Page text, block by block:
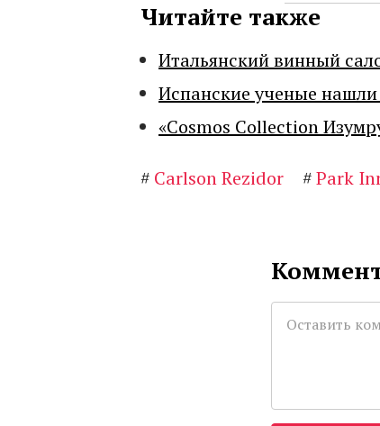
Читайте также
Итальянский винный
Испанские ученые
«Cosmos Collection
# Carlson Rezidor #Park